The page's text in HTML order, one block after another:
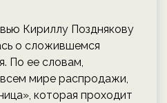
Кириллу Позднякову
о сложившемся
По ее словам,
мире распродажи,
которая проходит